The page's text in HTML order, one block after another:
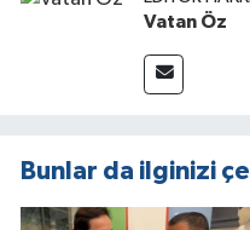
Vatan Öz
Bunlar da ilginizi